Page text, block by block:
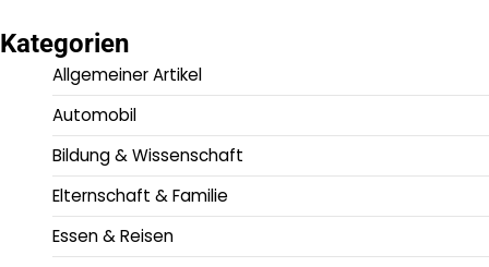
Kategorien
Allgemeiner Artikel
Automobil
Bildung & Wissenschaft
Elternschaft & Familie
Essen & Reisen